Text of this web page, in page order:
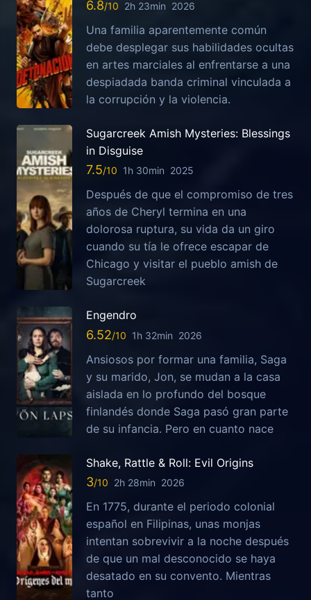
6.8 2h 23min 2026
Una familia aparentemente común
debe desplegar sus habilidades ocultas
en artes marciales al enfrentarse a una
despiadada banda criminal vinculada a
la corrupción y la violencia.
Sugarcreek Amish Mysteries: Blessings
in Disguise
7.5 1h 30min 2025
Después de que el compromiso de tres
años de Cheryl termina en una
dolorosa ruptura, su vida da un giro
cuando su tía le ofrece escapar de
Chicago y visitar el pueblo amish de
Sugarcreek
Engendro
6.52 1h 32min 2026
Ansiosos por formar una familia, Saga
y su marido, Jon, se mudan a la casa
aislada en lo profundo del bosque
finlandés donde Saga pasó gran parte
de su infancia. Pero en cuanto nace
Shake, Rattle & Roll: Evil Origins
3 2h 28min 2026
En 1775, durante el periodo colonial
español en Filipinas, unas monjas
intentan sobrevivir a la noche después
de que un mal desconocido se haya
desatado en su convento. Mientras
tanto